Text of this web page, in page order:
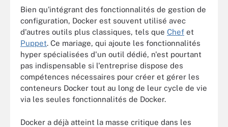
Bien qu'intégrant des fonctionnalités de gestion de
configuration, Docker est souvent utilisé avec
d'autres outils plus classiques, tels que Chef et
Puppet. Ce mariage, qui ajoute les fonctionnalités
hyper spécialisées d'un outil dédié, n'est pourtant
pas indispensable si l'entreprise dispose des
compétences nécessaires pour créer et gérer les
conteneurs Docker tout au long de leur cycle de vie
via les seules fonctionnalités de Docker.
Docker a déjà atteint la masse critique dans les